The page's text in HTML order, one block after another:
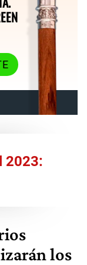
2023:
los